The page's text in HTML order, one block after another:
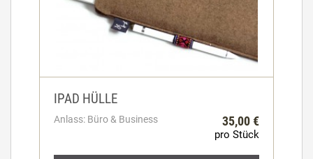
IPAD HÜLLE
Anlass: Büro & Business 35,00 €
pro Stück